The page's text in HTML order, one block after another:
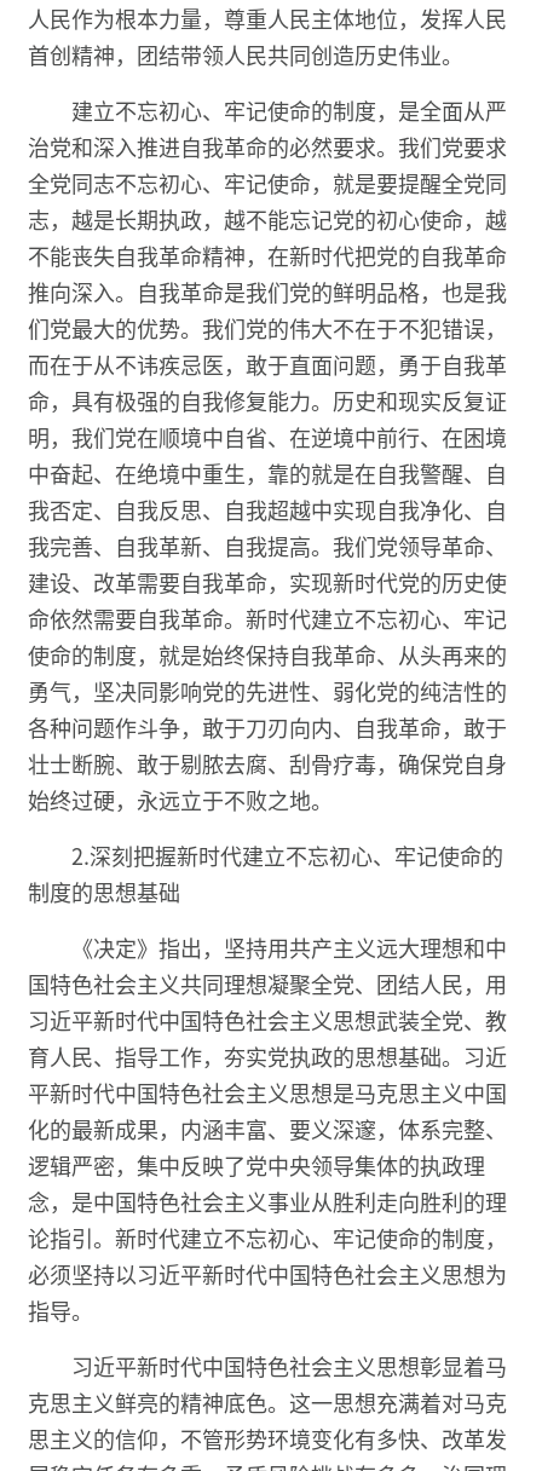
人民作为根本力量，尊重人民主体地位，发挥人民
首创精神，团结带领人民共同创造历史伟业。
建立不忘初心、牢记使命的制度，是全面从严
治党和深入推进自我革命的必然要求。我们党要求
全党同志不忘初心、牢记使命，就是要提醒全党同
志，越是长期执政，越不能忘记党的初心使命，越
不能丧失自我革命精神，在新时代把党的自我革命
推向深入。自我革命是我们党的鲜明品格，也是我
们党最大的优势。我们党的伟大不在于不犯错误，
而在于从不讳疾忌医，敢于直面问题，勇于自我革
命，具有极强的自我修复能力。历史和现实反复证
明，我们党在顺境中自省、在逆境中前行、在困境
中奋起、在绝境中重生，靠的就是在自我警醒、自
我否定、自我反思、自我超越中实现自我净化、自
我完善、自我革新、自我提高。我们党领导革命、
建设、改革需要自我革命，实现新时代党的历史使
命依然需要自我革命。新时代建立不忘初心、牢记
使命的制度，就是始终保持自我革命、从头再来的
勇气，坚决同影响党的先进性、弱化党的纯洁性的
各种问题作斗争，敢于刀刃向内、自我革命，敢于
壮士断腕、敢于剔脓去腐、刮骨疗毒，确保党自身
始终过硬，永远立于不败之地。
2.深刻把握新时代建立不忘初心、牢记使命的
制度的思想基础
《决定》指出，坚持用共产主义远大理想和中
国特色社会主义共同理想凝聚全党、团结人民，用
习近平新时代中国特色社会主义思想武装全党、教
育人民、指导工作，夯实党执政的思想基础。习近
平新时代中国特色社会主义思想是马克思主义中国
化的最新成果，内涵丰富、要义深邃，体系完整、
逻辑严密，集中反映了党中央领导集体的执政理
念，是中国特色社会主义事业从胜利走向胜利的理
论指引。新时代建立不忘初心、牢记使命的制度，
必须坚持以习近平新时代中国特色社会主义思想为
指导。
习近平新时代中国特色社会主义思想彰显着马
克思主义鲜亮的精神底色。这一思想充满着对马克
思主义的信仰，不管形势环境变化有多快、改革发